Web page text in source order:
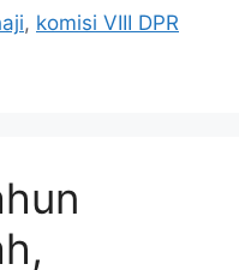
, komisi VIII DPR